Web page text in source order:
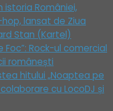
României,
lansat de Ziua
Stan (Kartel)
Foc”: Rock-ul comercial
românești
hitului „Noaptea pe
colaborare cu LocoDJ și